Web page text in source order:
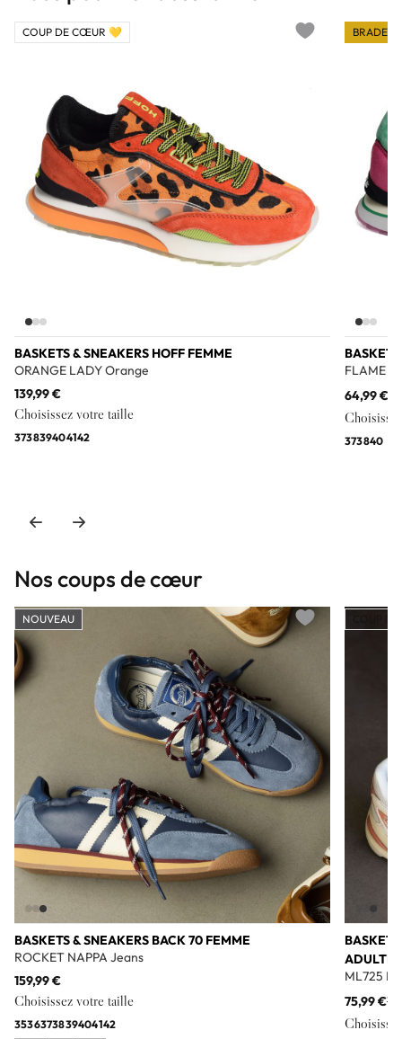
BASKETS & SNEAKERS HOFF FEMME
ORANGE LADY Orange
139,99 €
Choisissez votre taille
373839404142
COUP DE CŒUR 💛
FLAME
64,99 €
373840
Nos coups de cœur
BASKETS & SNEAKERS BACK 70 FEMME
ROCKET NAPPA Jeans
159,99 €
Choisissez votre taille
3536373839404142
NOUVEAU
Add to wishlist
ADULTE
ML725
75,99 €